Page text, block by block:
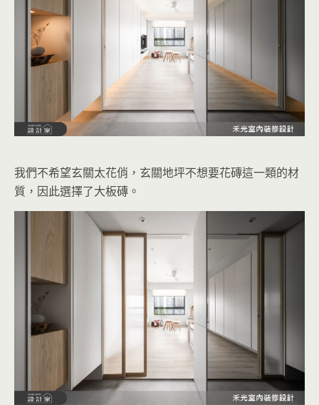
我們不希望玄關太花俏，玄關地坪不想要花磚這一類的材
質，因此選擇了大板磚。